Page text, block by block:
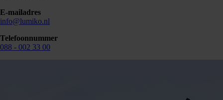
E-mailadres
info@lumiko.nl
Telefoonnummer
088 - 002 33 00